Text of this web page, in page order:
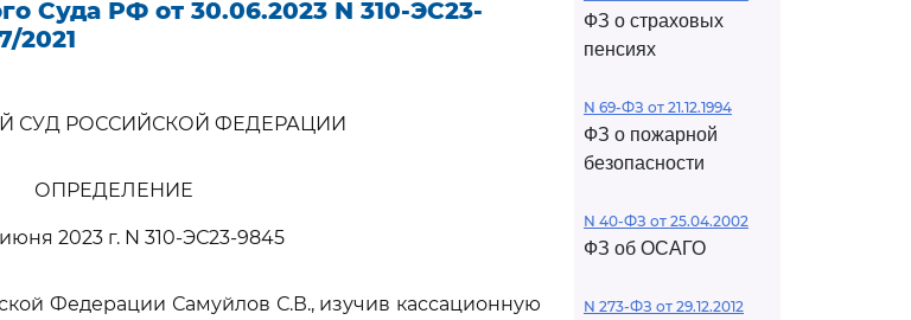
Суда РФ от 30.06.2023 N 310-ЭС23-
2021
СУД РОССИЙСКОЙ ФЕДЕРАЦИИ
ОПРЕДЕЛЕНИЕ
2023 г. N 310-ЭС23-9845
Федерации Самуйлов С.В., изучив кассационную
ФЗ о страховых
пенсиях
N 69-ФЗ от 21.12.1994
ФЗ о пожарной
безопасности
N 40-ФЗ от 25.04.2002
ФЗ об ОСАГО
N 273-ФЗ от 29.12.2012